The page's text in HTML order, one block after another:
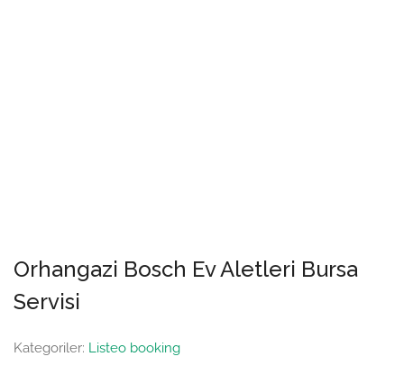
Orhangazi Bosch Ev Aletleri Bursa
Servisi
Kategoriler: Listeo booking